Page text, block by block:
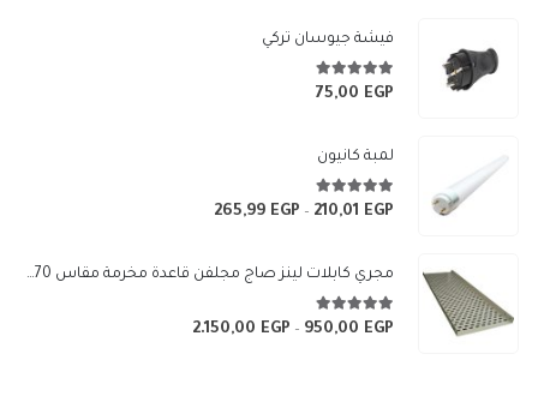
فيشة جيوسان تركي
5.00 من 5
75,00 EGP
لمبة كانيون
5.00 من 5
210,01 EGP
–
265,99 EGP
من
خلال
مجري كابلات لينز صاج مجلفن قاعدة مخرمة مقاس 70×10 سم
5.00 من 5
950,00 EGP
–
2.150,00 EGP